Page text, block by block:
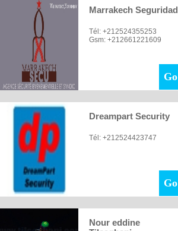
Marrakech Seguridad
Tél: +212524355253
Gsm: +212661221609
Go
Dreampart Security
Tél: +212524423747
Go
Nour eddine